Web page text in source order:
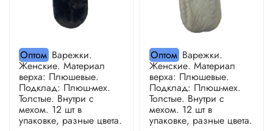
ОптомВарежки.
Женские. Материал
верха: Плюшевые.
Подклад: Плюш-мех.
Толстые. Внутри с
мехом. 12 шт в
упаковке, разные цвета.
ОптомВарежки.
Женские. Материал
верха: Плюшевые.
Подклад: Плюш-мех.
Толстые. Внутри с
мехом. 12 шт в
упаковке, разные цвета.